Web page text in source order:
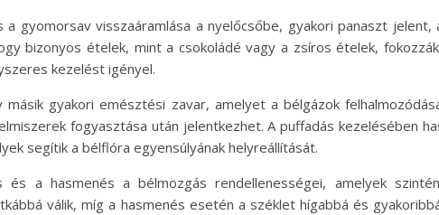
a gyomorsav visszaáramlása a nyelőcsőbe, gyakori panaszt
bizonyos ételek, mint a csokoládé vagy a zsíros ételek,
kezelést igényel.
másik gyakori emésztési zavar, amelyet a bélgázok
fogyasztása után jelentkezhet. A puffadás kezelésében
segítik a bélflóra egyensúlyának helyreállítását.
és a hasmenés a bélmozgás rendellenességei, amelyek
válik, míg a hasmenés esetén a széklet hígabbá és